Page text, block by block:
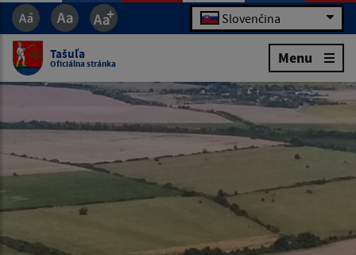
Slovenčina
Tašuľa
Oficiálna stránka Menu